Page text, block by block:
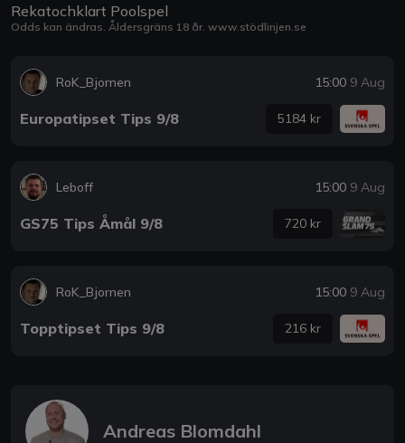
Rekatochklart Poolspel
Odds kan ändras. Åldersgräns 18 år. www.stödlinjen.se
RoK_Bjornen 15:00 9 Aug
Europatipset Tips 9/8 5184 kr
Leboff 15:00 9 Aug
GS75 Tips Åmål 9/8 720 kr
RoK_Bjornen 15:00 9 Aug
Topptipset Tips 9/8 216 kr
Andreas Blomdahl